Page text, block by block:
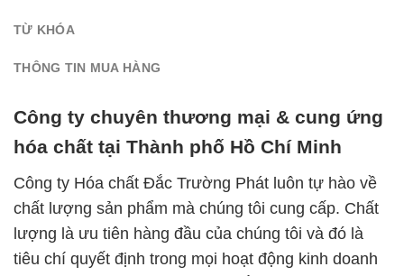
TỪ KHÓA
THÔNG TIN MUA HÀNG
Công ty chuyên thương mại & cung ứng
hóa chất tại Thành phố Hồ Chí Minh
Công ty Hóa chất Đắc Trường Phát luôn tự hào về
chất lượng sản phẩm mà chúng tôi cung cấp. Chất
lượng là ưu tiên hàng đầu của chúng tôi và đó là
tiêu chí quyết định trong mọi hoạt động kinh doanh